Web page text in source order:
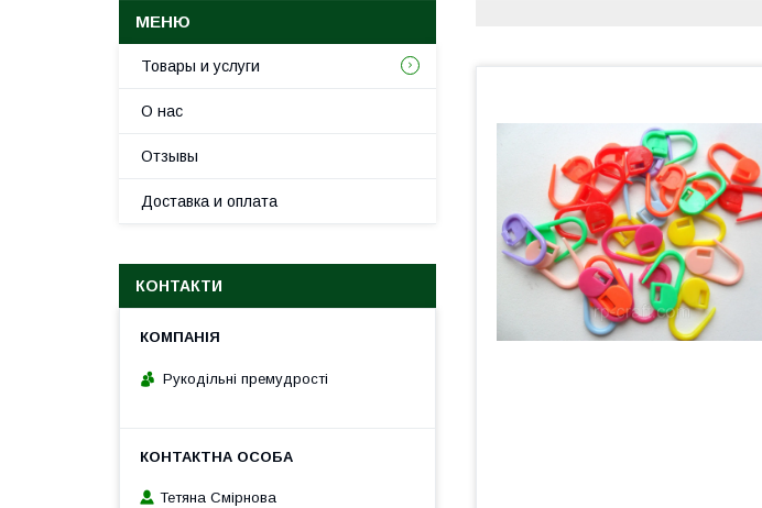
Товары и услуги
О нас
Отзывы
Доставка и оплата
КОНТАКТИ
Рукодільні премудрості
Тетяна Смірнова